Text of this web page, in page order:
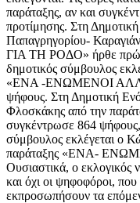
παράταξης, αν και
προτίμησης. Στη
Παπαγρηγορίου-
ΓΙΑ ΤΗ ΡΟΔΟ» ήρθε
δημοτικός σύμβουλος
«ΕΝΑ -ΕΝΩΜΕΝΟΙ
ψήφους. Στη Δημοτική
Φλοσκάκης από την
συγκέντρωσε 864
σύμβουλος εκλέγεται ο
παράταξης «ΕΝΑ-
Ουσιαστικά, ο εκλογικός
και όχι οι ψηφοφόροι,
εκπροσωπήσουν τα